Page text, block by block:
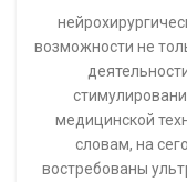
возможности не
медицинской
словам, на
востребованы